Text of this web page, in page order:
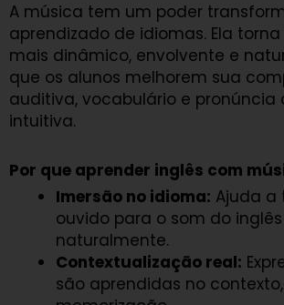
A música tem um poder
aprendizado de idiomas. Ela
mais dinâmico, envolvente e
que os alunos melhorem sua
auditiva, vocabulário e pronúncia
intuitiva.
Por que aprender inglês com
Imersão no idioma: Ajuda a
ouvido para o som do
naturalmente.
Contextualização real:
são aprendidas no